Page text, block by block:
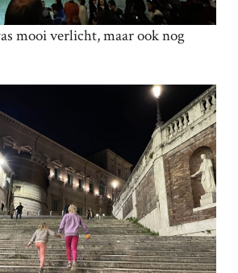
mooi verlicht, maar ook nog